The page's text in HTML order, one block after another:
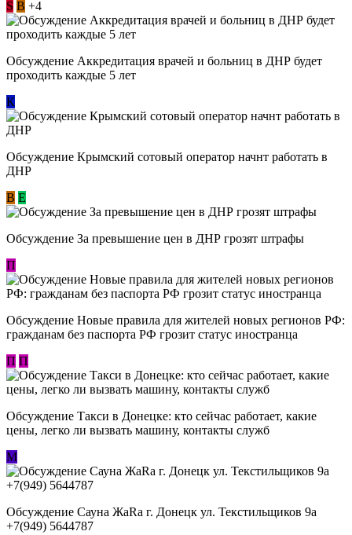
S В +4
Обсуждение Аккредитация врачей и больниц в ДНР будет
проходить каждые 5 лет
К
Обсуждение Крымский сотовый оператор начнт работать в
ДНР
В E
Обсуждение За превышение цен в ДНР грозят штрафы
П
Обсуждение Новые правила для жителей новых регионов РФ:
гражданам без паспорта РФ грозит статус иностранца
П П
Обсуждение ​Такси в Донецке: кто сейчас работает, какие
цены, легко ли вызвать машину, контакты служб
М
Обсуждение Сауна ЖаRa г. Донецк ул. Текстильщиков 9а
+7(949) 5644787